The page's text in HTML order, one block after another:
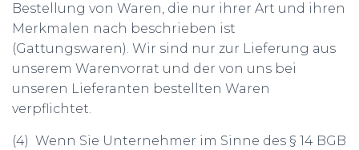
Bestellung von Waren, die nur ihrer Art und ihren
Merkmalen nach beschrieben ist
(Gattungswaren). Wir sind nur zur Lieferung aus
unserem Warenvorrat und der von uns bei
unseren Lieferanten bestellten Waren
verpflichtet.
(4) Wenn Sie Unternehmer im Sinne des § 14 BGB